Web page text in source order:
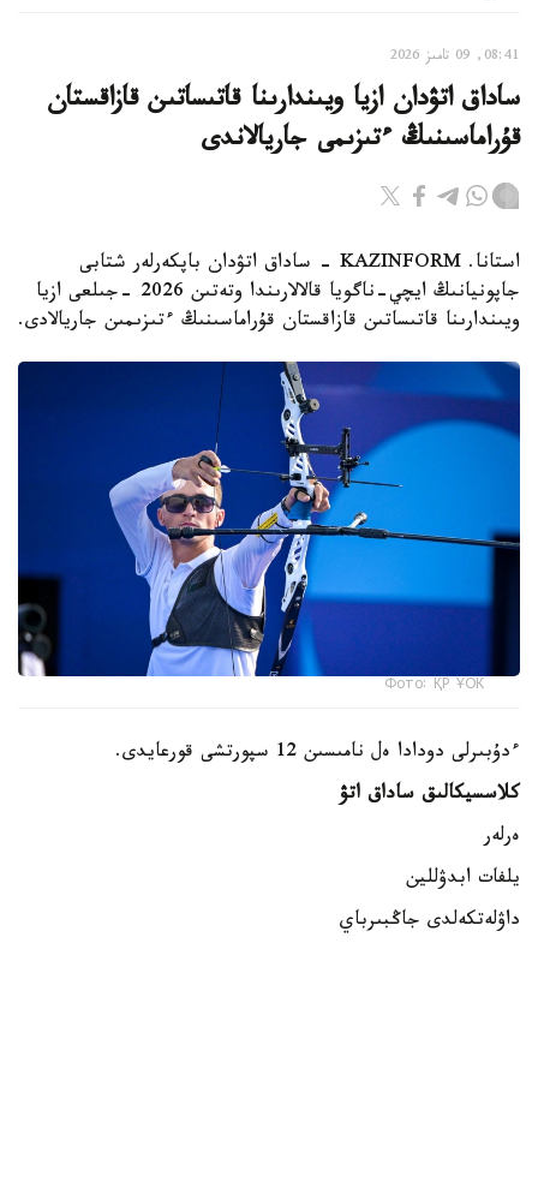
08:41, 09 تامىز 2026
ساداق اتۋدان ازيا ويىندارىنا قاتىساتىن قازاقستان
قۇراماسىنىڭ ءتىزىمى جاريالاندى
استانا. KAZINFORM - ساداق اتۋدان باپكەرلەر شتابى
جاپونيانىڭ ايچي-ناگويا قالالارىندا وتەتىن 2026 -جىلعى ازيا
ويىندارىنا قاتىساتىن قازاقستان قۇراماسىنىڭ ءتىزىمىن جاريالادى.
Фото: ҚР ҰОК
ءدۇبىرلى دودادا ەل نامىسىن 12 سپورتشى قورعايدى.
كلاسسيكالىق ساداق اتۋ
ەرلەر
يلفات ابدۋللين
داۋلەتكەلدى جاڭبىرباي